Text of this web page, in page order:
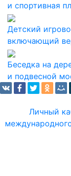
и спортивная
Детский
включающий
Беседка на
и подвесной
Личный